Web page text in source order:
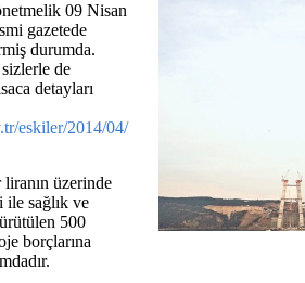
09 Nisan
gazetede
durumda.
de
detayları
eskiler/2014/04/
liranın üzerinde
sağlık ve
500
borçlarına